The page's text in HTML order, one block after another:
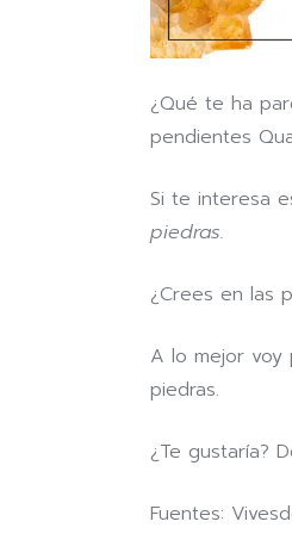
¿Qué te ha
pendientes
Si te interesa
piedras.
¿Crees en las
A lo mejor voy
piedras.
¿Te gustaría?
Fuentes: